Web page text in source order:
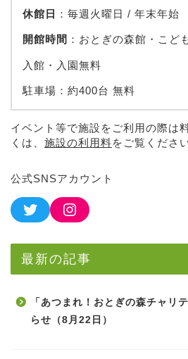
休館日 ：毎週火曜日 / 年末年始
開館時間 ：おとぎの森館・こ
入館・入園無料
駐車場：約400台 無料
イベント等で施設をご利用の際は
くは、 施設の利用料をご覧ください
公式SNSアカウント
最新の記事
「あつまれ！おとぎの森チャリ
らせ（8月22日）